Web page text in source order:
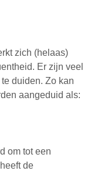
zich (helaas)
Er zijn veel
duiden. Zo kan
aangeduid als:
om tot een
de